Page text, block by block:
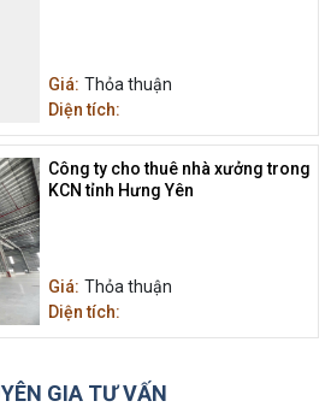
Giá: Thỏa thuận
Diện tích:
Công ty cho thuê nhà xưởng trong
KCN tỉnh Hưng Yên
Giá: Thỏa thuận
Diện tích:
GIA TƯ VẤN